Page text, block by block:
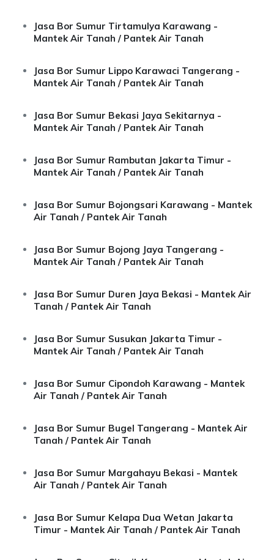
Jasa Bor Sumur Tirtamulya Karawang -
Mantek Air Tanah / Pantek Air Tanah
Jasa Bor Sumur Lippo Karawaci Tangerang -
Mantek Air Tanah / Pantek Air Tanah
Jasa Bor Sumur Bekasi Jaya Sekitarnya -
Mantek Air Tanah / Pantek Air Tanah
Jasa Bor Sumur Rambutan Jakarta Timur -
Mantek Air Tanah / Pantek Air Tanah
Jasa Bor Sumur Bojongsari Karawang - Mantek
Air Tanah / Pantek Air Tanah
Jasa Bor Sumur Bojong Jaya Tangerang -
Mantek Air Tanah / Pantek Air Tanah
Jasa Bor Sumur Duren Jaya Bekasi - Mantek Air
Tanah / Pantek Air Tanah
Jasa Bor Sumur Susukan Jakarta Timur -
Mantek Air Tanah / Pantek Air Tanah
Jasa Bor Sumur Cipondoh Karawang - Mantek
Air Tanah / Pantek Air Tanah
Jasa Bor Sumur Bugel Tangerang - Mantek Air
Tanah / Pantek Air Tanah
Jasa Bor Sumur Margahayu Bekasi - Mantek
Air Tanah / Pantek Air Tanah
Jasa Bor Sumur Kelapa Dua Wetan Jakarta
Timur - Mantek Air Tanah / Pantek Air Tanah